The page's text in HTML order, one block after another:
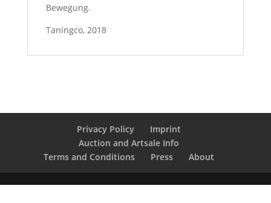
Bewegung.
Taningco, 2018
Privacy Policy
Imprint
Auction and Artsale Info
Terms and Conditions
Press About